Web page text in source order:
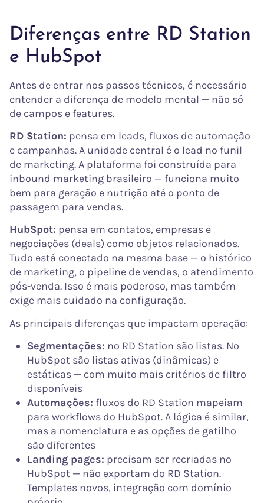
Diferenças entre RD Station
e HubSpot
Antes de entrar nos passos técnicos, é necessário
entender a diferença de modelo mental — não só
de campos e features.
RD Station: pensa em leads, fluxos de automação
e campanhas. A unidade central é o lead no funil
de marketing. A plataforma foi construída para
inbound marketing brasileiro — funciona muito
bem para geração e nutrição até o ponto de
passagem para vendas.
HubSpot: pensa em contatos, empresas e
negociações (deals) como objetos relacionados.
Tudo está conectado na mesma base — o histórico
de marketing, o pipeline de vendas, o atendimento
pós-venda. Isso é mais poderoso, mas também
exige mais cuidado na configuração.
As principais diferenças que impactam operação:
Segmentações: no RD Station são listas. No
HubSpot são listas ativas (dinâmicas) e
estáticas — com muito mais critérios de filtro
disponíveis
Automações: fluxos do RD Station mapeiam
para workflows do HubSpot. A lógica é similar,
mas a nomenclatura e as opções de gatilho
são diferentes
Landing pages: precisam ser recriadas no
HubSpot — não exportam do RD Station.
Templates novos, integração com domínio